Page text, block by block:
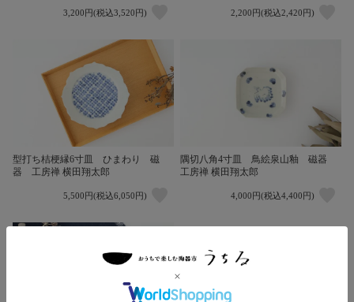
3,200円(税込3,520円) 2,200円(税込2,420円)
型打ち桔梗縁6寸皿 ひまわり 磁
器 工房禅 横田翔太郎
5,500円(税込6,050円)
隅切八角4寸皿 鳥絵泉山釉 磁器
工房禅 横田翔太郎
4,000円(税込4,400円)